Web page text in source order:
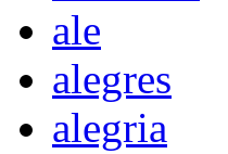
ale
alegres
alegria